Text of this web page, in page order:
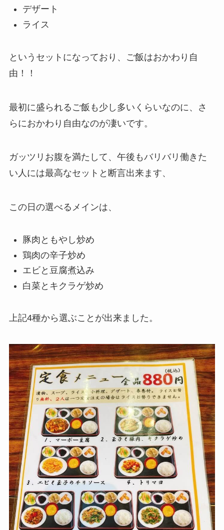
デザート
ライス
というセットになっており、ご飯はおかわり自
由！！
最初に盛られるご飯も少し多いくらいなのに、さ
らにおかわり自由なのが凄いです。
ガッツリお腹を満たして、午後もバリバリ働きた
い人には最高なセットと断言出来ます、
この日の選べるメインは、
豚肉ともやし炒め
鶏肉の辛子炒め
エビと豆腐煮込み
白菜とキクラゲ炒め
上記4種から選ぶことが出来ました。